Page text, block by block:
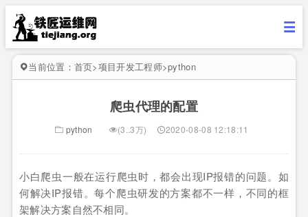
当前位置： 首页>项目开发工程师>python
爬虫代理的配置
python (3..3万) 2020-08-08 12:18:11
小白爬虫一般在运行爬虫时，都会出现IP报错的问题。如
何解决IP报错。每个爬虫研发的方案都不一样，不同的框
架解决方案自然不相同。